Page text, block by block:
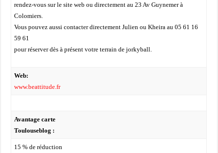
rendez-vous sur le site web ou directement au 23 Av Guynemer à
Colomiers.
Vous pouvez aussi contacter directement Julien ou Kheira au 05 61 16
59 61
pour réserver dès à présent votre terrain de jorkyball.
Web:
www.beattitude.fr
Avantage carte
Toulouseblog :
15 % de réduction